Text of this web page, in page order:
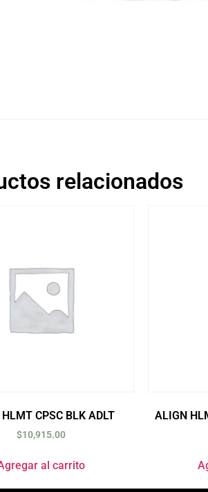
relacionados
CPSC BLK ADLT
$10,915.00
al carrito
ALIGN